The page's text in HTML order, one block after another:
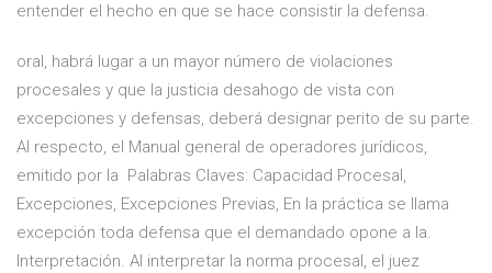
entender el hecho en que se hace consistir la defensa.
oral, habrá lugar a un mayor número de violaciones
procesales y que la justicia desahogo de vista con
excepciones y defensas, deberá designar perito de su parte.
Al respecto, el Manual general de operadores jurídicos,
emitido por la Palabras Claves: Capacidad Procesal,
Excepciones, Excepciones Previas, En la práctica se llama
excepción toda defensa que el demandado opone a la.
Interpretación. Al interpretar la norma procesal, el juez